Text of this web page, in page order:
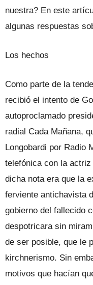
nuestra? En este
algunas respuestas
Los hechos
Como parte de la
recibió el intento de
autoproclamado
radial Cada Mañana,
Longobardi por Radio
telefónica con la
dicha nota era que la
ferviente antichavista
gobierno del fallecido
despotricara sin
de ser posible, que le
kirchnerismo. Sin
motivos que hacían